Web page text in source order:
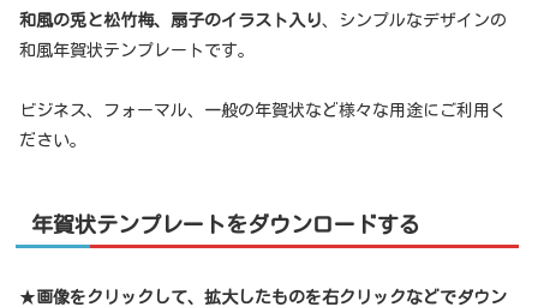
和風の兎と松竹梅、扇子のイラスト入り、シンプルなデザインの
和風年賀状テンプレートです。
ビジネス、フォーマル、一般の年賀状など様々な用途にご利用く
ださい。
年賀状テンプレートをダウンロードする
★画像をクリックして、拡大したものを右クリックなどでダウン